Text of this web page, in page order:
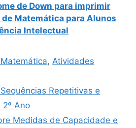
de Down para imprimir
Matemática para Alunos
Intelectual
, Atividades
Repetitivas e
2º Ano
Medidas de Capacidade e